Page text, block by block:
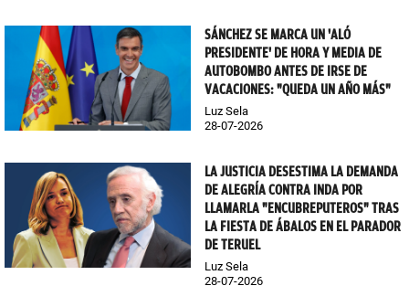
SÁNCHEZ SE MARCA UN 'ALÓ
PRESIDENTE' DE HORA Y MEDIA DE
AUTOBOMBO ANTES DE IRSE DE
VACACIONES: "QUEDA UN AÑO MÁS"
Luz Sela
28-07-2026
LA JUSTICIA DESESTIMA LA DEMANDA
DE ALEGRÍA CONTRA INDA POR
LLAMARLA "ENCUBREPUTEROS" TRAS
LA FIESTA DE ÁBALOS EN EL PARADOR
DE TERUEL
Luz Sela
28-07-2026